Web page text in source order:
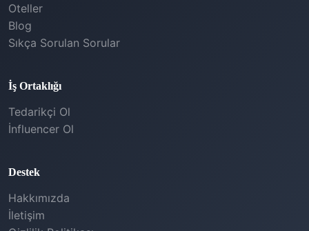
Oteller
Blog
Sıkça Sorulan Sorular
İş Ortaklığı
Tedarikçi Ol
İnfluencer Ol
Destek
Hakkımızda
İletişim